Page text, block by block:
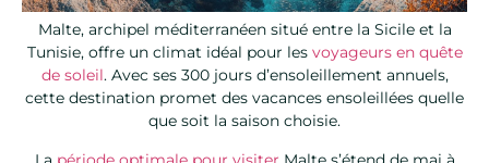
Malte, archipel méditerranéen situé entre la Sicile et la
Tunisie, offre un climat idéal pour les voyageurs en quête
de soleil. Avec ses 300 jours d’ensoleillement annuels,
cette destination promet des vacances ensoleillées quelle
que soit la saison choisie.